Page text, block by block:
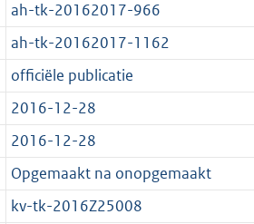
ah-tk-20162017-966
ah-tk-20162017-1162
officiële publicatie
2016-12-28
2016-12-28
Opgemaakt na onopgemaakt
kv-tk-2016Z25008